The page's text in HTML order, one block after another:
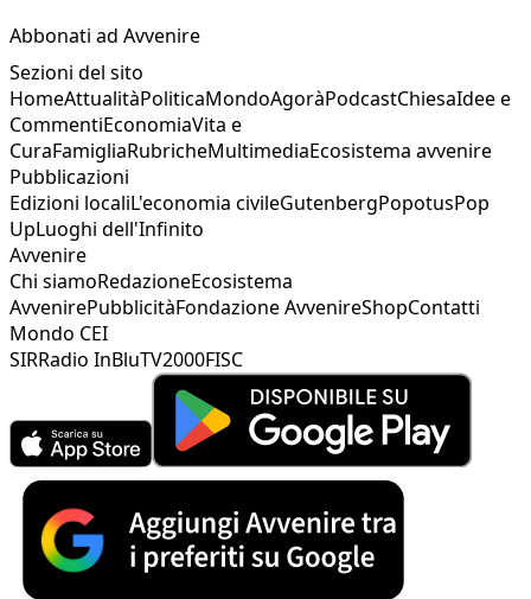
Abbonati ad Avvenire
Sezioni del sito
HomeAttualitàPoliticaMondoAgoràPodcastChiesaIdee e
CommentiEconomiaVita e
CuraFamigliaRubricheMultimediaEcosistema avvenire
Pubblicazioni
Edizioni localiL'economia civileGutenbergPopotusPop
UpLuoghi dell'Infinito
Avvenire
Chi siamoRedazioneEcosistema
AvvenirePubblicitàFondazione AvvenireShopContatti
Mondo CEI
SIRRadio InBluTV2000FISC